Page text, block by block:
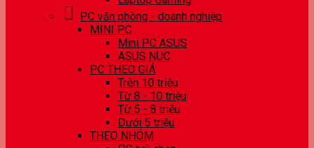
PC văn phòng - doanh nghiệp
MINI PC
Mini PC ASUS
ASUS NUC
PC THEO GIÁ
Trên 10 triệu
Từ 8 - 10 triệu
Từ 5 - 8 triệu
Dưới 5 triệu
THEO NHÓM